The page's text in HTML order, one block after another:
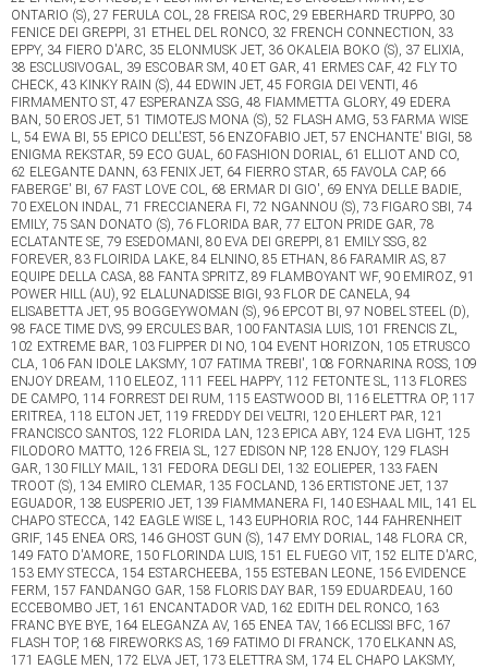
ONTARIO (S), 27 FERULA COL, 28 FREISA ROC, 29 EBERHARD TRUPPO, 30
FENICE DEI GREPPI, 31 ETHEL DEL RONCO, 32 FRENCH CONNECTION, 33
EPPY, 34 FIERO D'ARC, 35 ELONMUSK JET, 36 OKALEIA BOKO (S), 37 ELIXIA,
38 ESCLUSIVOGAL, 39 ESCOBAR SM, 40 ET GAR, 41 ERMES CAF, 42 FLY TO
CHECK, 43 KINKY RAIN (S), 44 EDWIN JET, 45 FORGIA DEI VENTI, 46
FIRMAMENTO ST, 47 ESPERANZA SSG, 48 FIAMMETTA GLORY, 49 EDERA
BAN, 50 EROS JET, 51 TIMOTEJS MONA (S), 52 FLASH AMG, 53 FARMA WISE
L, 54 EWA BI, 55 EPICO DELL'EST, 56 ENZOFABIO JET, 57 ENCHANTE' BIGI, 58
ENIGMA REKSTAR, 59 ECO GUAL, 60 FASHION DORIAL, 61 ELLIOT AND CO,
62 ELEGANTE DANN, 63 FENIX JET, 64 FIERRO STAR, 65 FAVOLA CAP, 66
FABERGE' BI, 67 FAST LOVE COL, 68 ERMAR DI GIO', 69 ENYA DELLE BADIE,
70 EXELON INDAL, 71 FRECCIANERA FI, 72 NGANNOU (S), 73 FIGARO SBI, 74
EMILY, 75 SAN DONATO (S), 76 FLORIDA BAR, 77 ELTON PRIDE GAR, 78
ECLATANTE SE, 79 ESEDOMANI, 80 EVA DEI GREPPI, 81 EMILY SSG, 82
FOREVER, 83 FLOIRIDA LAKE, 84 ELNINO, 85 ETHAN, 86 FARAMIR AS, 87
EQUIPE DELLA CASA, 88 FANTA SPRITZ, 89 FLAMBOYANT WF, 90 EMIROZ, 91
POWER HILL (AU), 92 ELALUNADISSE BIGI, 93 FLOR DE CANELA, 94
ELISABETTA JET, 95 BOGGEYWOMAN (S), 96 EPCOT BI, 97 NOBEL STEEL (D),
98 FACE TIME DVS, 99 ERCULES BAR, 100 FANTASIA LUIS, 101 FRENCIS ZL,
102 EXTREME BAR, 103 FLIPPER DI NO, 104 EVENT HORIZON, 105 ETRUSCO
CLA, 106 FAN IDOLE LAKSMY, 107 FATIMA TREBI', 108 FORNARINA ROSS, 109
ENJOY DREAM, 110 ELEOZ, 111 FEEL HAPPY, 112 FETONTE SL, 113 FLORES
DE CAMPO, 114 FORREST DEI RUM, 115 EASTWOOD BI, 116 ELETTRA OP, 117
ERITREA, 118 ELTON JET, 119 FREDDY DEI VELTRI, 120 EHLERT PAR, 121
FRANCISCO SANTOS, 122 FLORIDA LAN, 123 EPICA ABY, 124 EVA LIGHT, 125
FILODORO MATTO, 126 FREIA SL, 127 EDISON NP, 128 ENJOY, 129 FLASH
GAR, 130 FILLY MAIL, 131 FEDORA DEGLI DEI, 132 EOLIEPER, 133 FAEN
TROOT (S), 134 EMIRO CLEMAR, 135 FOCLAND, 136 ERTISTONE JET, 137
EGUADOR, 138 EUSPERIO JET, 139 FIAMMANERA FI, 140 ESHAAL MIL, 141 EL
CHAPO STECCA, 142 EAGLE WISE L, 143 EUPHORIA ROC, 144 FAHRENHEIT
GRIF, 145 ENEA ORS, 146 GHOST GUN (S), 147 EMY DORIAL, 148 FLORA CR,
149 FATO D'AMORE, 150 FLORINDA LUIS, 151 EL FUEGO VIT, 152 ELITE D'ARC,
153 EMY STECCA, 154 ESTARCHEEBA, 155 ESTEBAN LEONE, 156 EVIDENCE
FERM, 157 FANDANGO GAR, 158 FLORIS DAY BAR, 159 EDUARDEAU, 160
ECCEBOMBO JET, 161 ENCANTADOR VAD, 162 EDITH DEL RONCO, 163
FRANC BYE BYE, 164 ELEGANZA AV, 165 ENEA TAV, 166 ECLISSI BFC, 167
FLASH TOP, 168 FIREWORKS AS, 169 FATIMO DI FRANCK, 170 ELKANN AS,
171 EAGLE MEN, 172 ELVA JET, 173 ELETTRA SM, 174 EL CHAPO LAKSMY,